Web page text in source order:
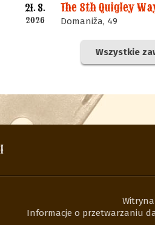
21. 8.
2026
The 8th Quigley
Domaniža, 49
Wszystkie
Informacje o przetwarzaniu